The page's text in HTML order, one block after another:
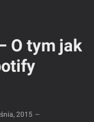
O tym jak
2015